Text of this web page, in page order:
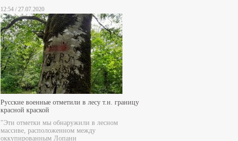
12:54 / 27.07.2020
Русские военные отметили в лесу т.н. границу
красной краской
"Эти отметки мы обнаружили в лесном
массиве, расположенном между
оккупированным Лопани